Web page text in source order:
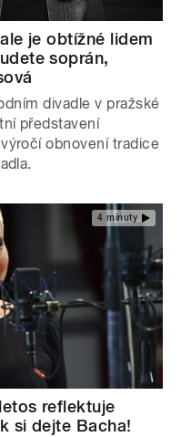
je obtížné lidem
soprán,
divadle v pražské
představení
obnovení tradice
4 minuty
reflektuje
si dejte Bacha!